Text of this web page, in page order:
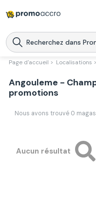
Magasins
Produits
Télécharge l’application
Promoaccro
Page d'accueil > Localisations >
Angouleme -
promotions
Nous avons trouvé 0
Aucun résultat